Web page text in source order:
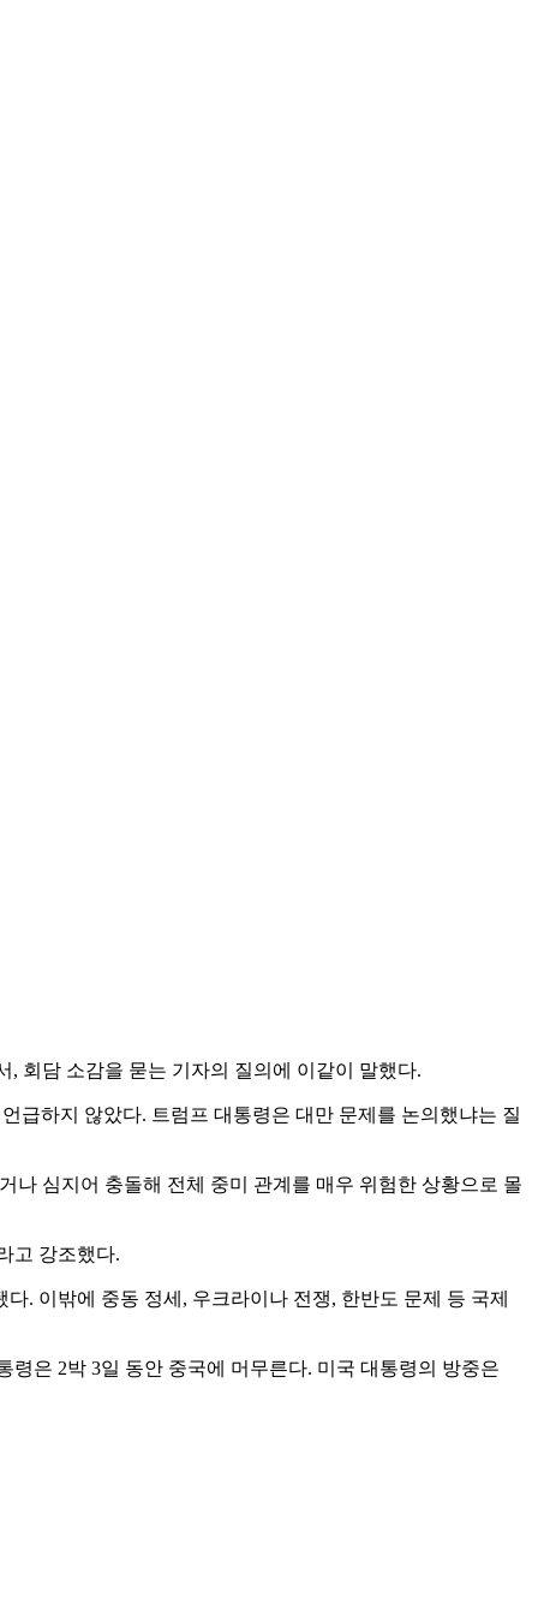
회담 소감을 묻는 기자의 질의에 이같이 말했다.
급하지 않았다. 트럼프 대통령은 대만 문제를 논의했냐는 질
나 심지어 충돌해 전체 중미 관계를 매우 위험한 상황으로 몰
고 강조했다.
. 이밖에 중동 정세, 우크라이나 전쟁, 한반도 문제 등 국제
은 2박 3일 동안 중국에 머무른다. 미국 대통령의 방중은